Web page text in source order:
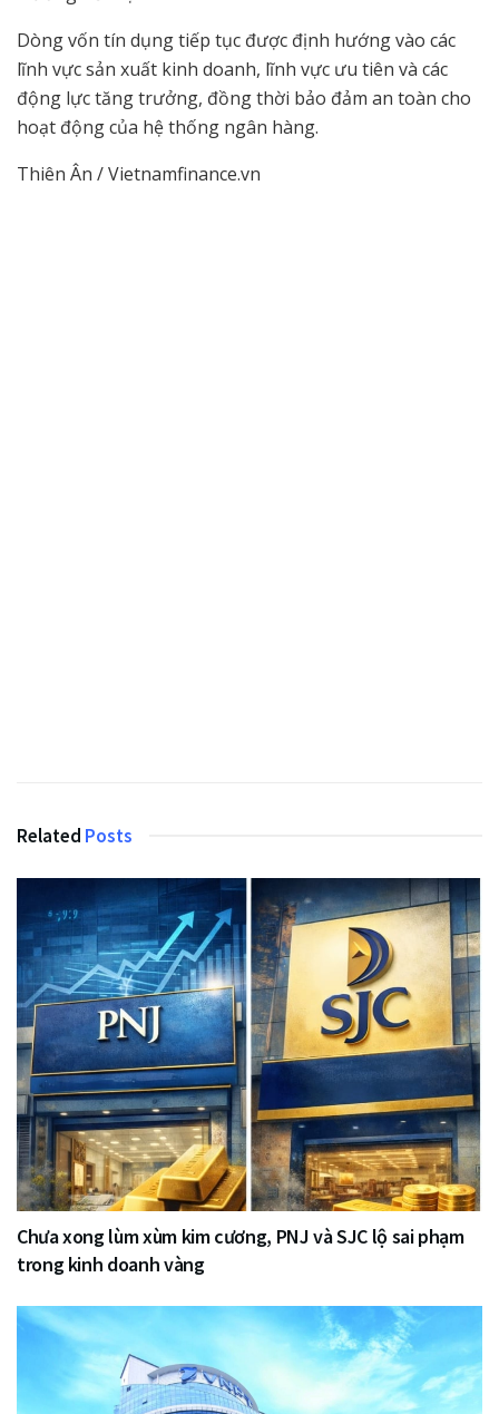
Dòng vốn tín dụng tiếp tục được định hướng vào các
lĩnh vực sản xuất kinh doanh, lĩnh vực ưu tiên và các
động lực tăng trưởng, đồng thời bảo đảm an toàn cho
hoạt động của hệ thống ngân hàng.
Thiên Ân / Vietnamfinance.vn
Related Posts
Chưa xong lùm xùm kim cương, PNJ và SJC lộ sai phạm
trong kinh doanh vàng